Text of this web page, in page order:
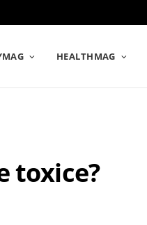
HEALTHMAG
toxice?